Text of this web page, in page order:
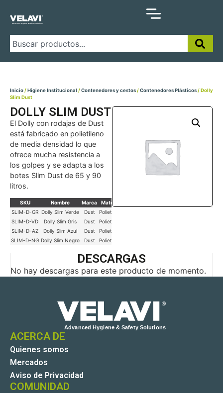
Inicio/Higiene Institucional /Contenedores y cestos/Contenedores Plásticos/ Dolly
Slim Dust
DOLLY SLIM DUST
El Dolly con rodajas de Dust
está fabricado en polietileno
de media densidad lo que
ofrece mucha resistencia a
los golpes y se adapta a los
botes Slim Dust de 65 y 90
litros.
SKU Nombre Marca Material
SLIM-D-GR Dolly Slim Verde Dust Polietileno
SLIM-D-VD
Dolly Slim Gris Dust Polietileno
SLIM-D-AZ
Dolly Slim Azul Dust Polietileno
SLIM-D-NG Dolly Slim Negro Dust Polietileno
DESCARGAS
No hay descargas para este producto de momento.
ACERCA DE
Quienes somos
Mercados
Aviso de Privacidad
COMUNIDAD